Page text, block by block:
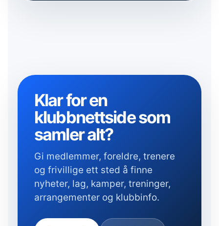
Klar for en
klubbnettside som
samler alt?
Gi medlemmer, foreldre, trenere
og frivillige ett sted å finne
nyheter, lag, kamper, treninger,
arrangementer og klubbinfo.